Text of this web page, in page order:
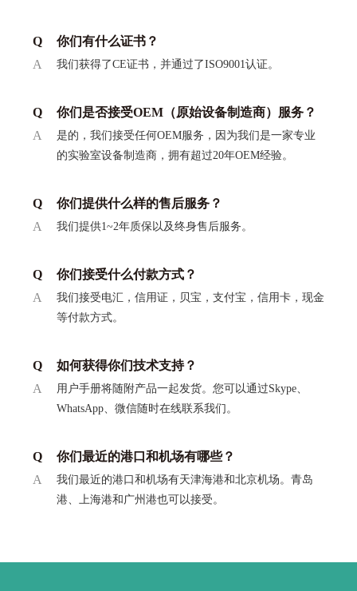
Q
你们有什么证书？
A
我们获得了CE证书，并通过了ISO9001认证。
Q
你们是否接受OEM（原始设备制造商）服务？
A
是的，我们接受任何OEM服务，因为我们是一家专业
的实验室设备制造商，拥有超过20年OEM经验。
Q
你们提供什么样的售后服务？
A
我们提供1~2年质保以及终身售后服务。
Q
你们接受什么付款方式？
A
我们接受电汇，信用证，贝宝，支付宝，信用卡，现金
等付款方式。
Q
如何获得你们技术支持？
A
用户手册将随附产品一起发货。您可以通过Skype、
WhatsApp、微信随时在线联系我们。
Q
你们最近的港口和机场有哪些？
A
我们最近的港口和机场有天津海港和北京机场。青岛
港、上海港和广州港也可以接受。